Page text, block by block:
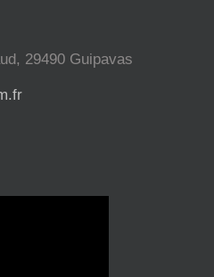
29490 Guipavas